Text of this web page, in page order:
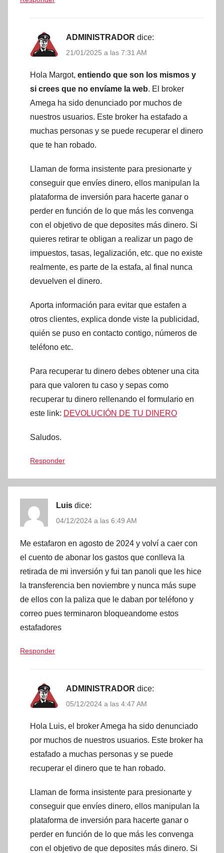
ADMINISTRADOR dice:
21/01/2025 a las 7:31 AM
Hola Margot, entiendo que son los mismos y
si crees que no envíame la web. El broker
Amega ha sido denunciado por muchos de
nuestros usuarios. Este broker ha estafado a
muchas personas y se puede recuperar el dinero
que te han robado.
Llaman de forma insistente para presionarte y
conseguir que envíes dinero, ellos manipulan la
plataforma de inversión para hacerte ganar o
perder en función de lo que más les convenga
con el objetivo de que deposites más dinero. Si
quieres retirar te obligan a realizar un pago de
impuestos, tasas, legalización, etc. que no existe
realmente, es parte de la estafa, al final nunca
devuelven el dinero.
Aporta información para evitar que estafen a
otros clientes, explica donde viste la publicidad,
quién se puso en contacto contigo, números de
teléfono etc.
Para recuperar tu dinero debes obtener una cita
para que valoren tu caso y sepas como
recuperar tu dinero rellenando el formulario en
este link: DEVOLUCIÓN DE TU DINERO
Saludos.
Responder
Luis dice:
04/12/2024 a las 6:49 AM
Me estafaron en agosto de 2024 y volví a caer con
el cuento de abonar los gastos que conlleva la
retirada de mi inversión y fui tan panoli que les hice
la transferencia ben noviembre y nunca más supe
de ellos con la paliza que le daban por teléfono y
correo pues terminaron bloqueandome estos
estafadores
Responder
ADMINISTRADOR dice:
05/12/2024 a las 4:47 AM
Hola Luis, el broker Amega ha sido denunciado
por muchos de nuestros usuarios. Este broker ha
estafado a muchas personas y se puede
recuperar el dinero que te han robado.
Llaman de forma insistente para presionarte y
conseguir que envíes dinero, ellos manipulan la
plataforma de inversión para hacerte ganar o
perder en función de lo que más les convenga
con el objetivo de que deposites más dinero. Si